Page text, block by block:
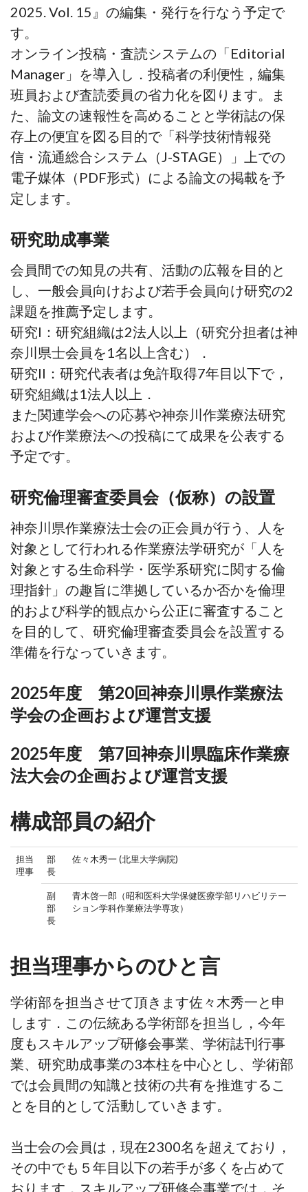
2025. Vol. 15』の編集・発行を行なう予定で
す。
オンライン投稿・査読システムの「Editorial
Manager」を導入し．投稿者の利便性，編集
班員および査読委員の省力化を図ります。ま
た、論文の速報性を高めることと学術誌の保
存上の便宜を図る目的で「科学技術情報発
信・流通総合システム（J-STAGE）」上での
電子媒体（PDF形式）による論文の掲載を予
定します。
研究助成事業
会員間での知見の共有、活動の広報を目的と
し、一般会員向けおよび若手会員向け研究の2
課題を推薦予定します。
研究I：研究組織は2法人以上（研究分担者は神
奈川県士会員を1名以上含む）．
研究II：研究代表者は免許取得7年目以下で，
研究組織は1法人以上．
また関連学会への応募や神奈川作業療法研究
および作業療法への投稿にて成果を公表する
予定です。
研究倫理審査委員会（仮称）の設置
神奈川県作業療法士会の正会員が行う、人を
対象として行われる作業療法学研究が「人を
対象とする生命科学・医学系研究に関する倫
理指針」の趣旨に準拠しているか否かを倫理
的および科学的観点から公正に審査すること
を目的して、研究倫理審査委員会を設置する
準備を行なっていきます。
2025年度 第20回神奈川県作業療法
学会の企画および運営支援
2025年度 第7回神奈川県臨床作業療
法大会の企画および運営支援
構成部員の紹介
担当
理事
部
長
佐々木秀一 (北里大学病院)
副
部
長
青木啓一郎（昭和医科大学保健医療学部リハビリテー
ション学科作業療法学専攻）
担当理事からのひと言
学術部を担当させて頂きます佐々木秀一と申
します．この伝統ある学術部を担当し，今年
度もスキルアップ研修会事業、学術誌刊行事
業、研究助成事業の3本柱を中心とし、学術部
では会員間の知識と技術の共有を推進するこ
とを目的として活動していきます。
当士会の会員は，現在2300名を超えており，
その中でも５年目以下の若手が多くを占めて
おります．スキルアップ研修会事業では，そ